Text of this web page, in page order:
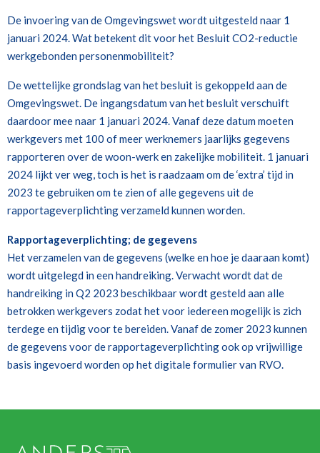
De invoering van de Omgevingswet wordt uitgesteld naar 1
januari 2024. Wat betekent dit voor het Besluit CO2-reductie
werkgebonden personenmobiliteit?
De wettelijke grondslag van het besluit is gekoppeld aan de
Omgevingswet. De ingangsdatum van het besluit verschuift
daardoor mee naar 1 januari 2024. Vanaf deze datum moeten
werkgevers met 100 of meer werknemers jaarlijks gegevens
rapporteren over de woon-werk en zakelijke mobiliteit. 1 januari
2024 lijkt ver weg, toch is het is raadzaam om de ‘extra’ tijd in
2023 te gebruiken om te zien of alle gegevens uit de
rapportageverplichting verzameld kunnen worden.
Rapportageverplichting; de gegevens
Het verzamelen van de gegevens (welke en hoe je daaraan komt)
wordt uitgelegd in een handreiking. Verwacht wordt dat de
handreiking in Q2 2023 beschikbaar wordt gesteld aan alle
betrokken werkgevers zodat het voor iedereen mogelijk is zich
terdege en tijdig voor te bereiden. Vanaf de zomer 2023 kunnen
de gegevens voor de rapportageverplichting ook op vrijwillige
basis ingevoerd worden op het digitale formulier van RVO.